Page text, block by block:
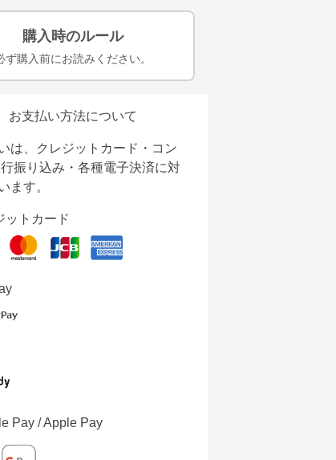
購入時のルール
ず購入前にお読みください。
お支払い方法について
は、クレジットカード・コン
行振り込み・各種電子決済に対
ます。
ットカード
Pay / Apple Pay